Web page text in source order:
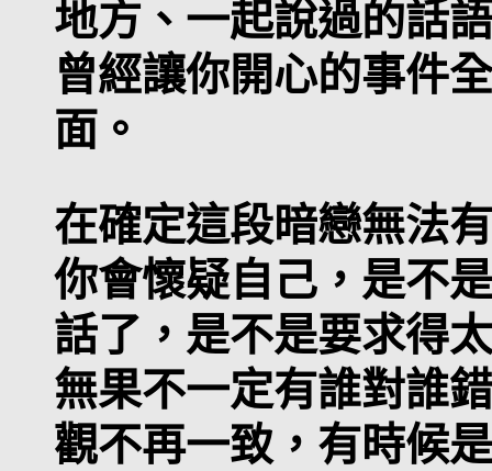
地方、一起說過的話
曾經讓你開心的事件
面。
在確定這段暗戀無法
你會懷疑自己，是不
話了，是不是要求得
無果不一定有誰對誰
觀不再一致，有時候